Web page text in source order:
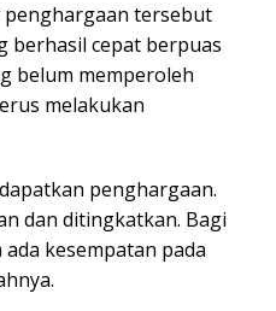
tersebut
berhasil cepat berpuas
belum memperoleh
melakukan
penghargaan.
dan ditingkatkan. Bagi
kesempatan pada